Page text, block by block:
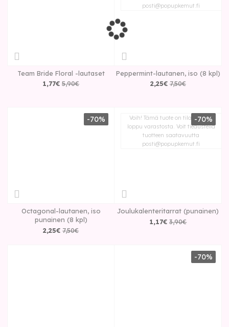
Team Bride Floral -lautaset
1,77€ 5,90€
Peppermint-lautanen, iso (8 kpl)
2,25€ 7,50€
posti@popupkemut.fi
Octagonal-lautanen, iso
punainen (8 kpl)
2,25€ 7,50€
-70%
Joulukalenteritarrat (punainen)
1,17€ 3,90€
Voih! Tämä tuote on tilapäisesti
loppu varastosta. Voit tiedustella
tuotteen saatavuutta
posti@popupkemut.fi
-70%
-70%